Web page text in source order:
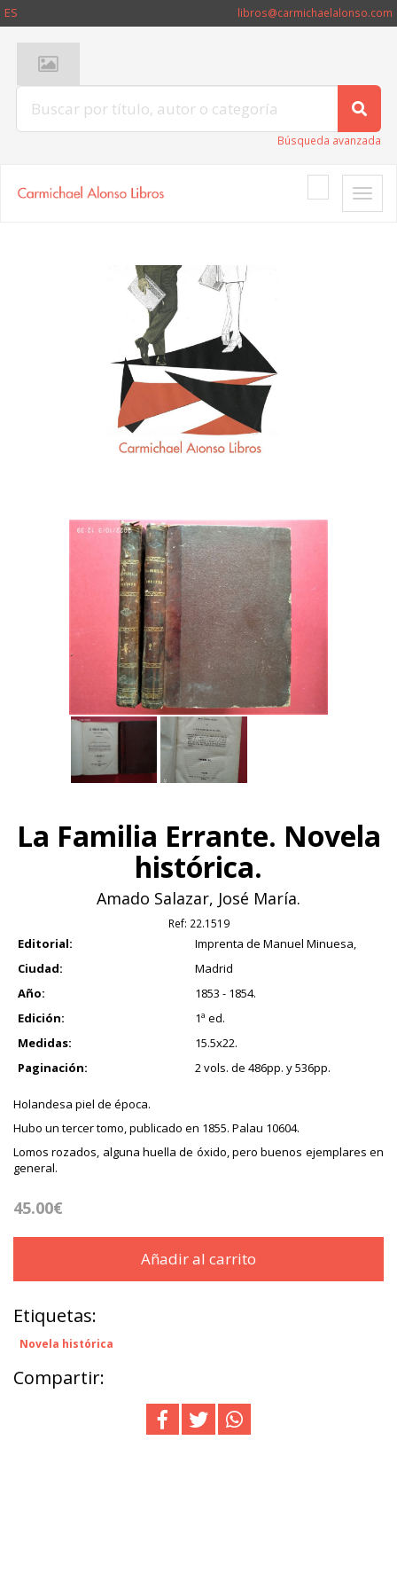
ES libros@carmichaelalonso.com
Búsqueda avanzada
Toggle
La Familia Errante. Novela
histórica.
Amado Salazar, José María.
Ref: 22.1519
Editorial:
Imprenta de Manuel Minuesa,
Ciudad:
Madrid
Año:
1853 - 1854.
Edición:
1ª ed.
Medidas:
15.5x22.
Paginación:
2 vols. de 486pp. y 536pp.
Holandesa piel de época.
Hubo un tercer tomo, publicado en 1855. Palau 10604.
Lomos rozados, alguna huella de óxido, pero buenos ejemplares en
general.
45.00€
Añadir al carrito
Etiquetas:
Novela histórica
Compartir: